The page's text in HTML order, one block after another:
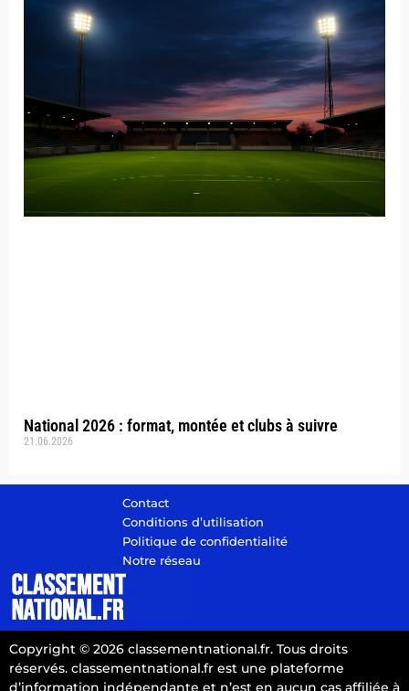
National 2026 : format, montée et clubs à suivre
21.06.2026
Contact
Conditions d’utilisation
Politique de confidentialité
Notre réseau
Copyright © 2026 classementnational.fr. Tous droits
réservés. classementnational.fr est une plateforme
d’information indépendante et n’est en aucun cas affiliée à